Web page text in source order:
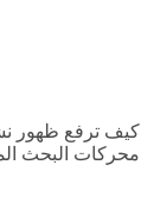
كيف ترفع ظهور
محركات البحث